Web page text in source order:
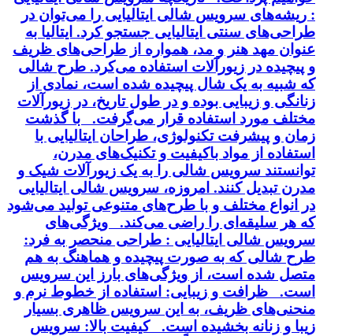
: ریشه‌های سرویس شالی ایتالیایی را می‌توان در
طراحی‌های سنتی ایتالیایی جستجو کرد. ایتالیا به
عنوان مهد هنر و مد، همواره از طراحی‌های ظریف
و پیچیده در زیورآلات استفاده می‌کرد. طرح شالی
که شبیه به یک شال پیچیده شده است، نمادی از
زنانگی و زیبایی بوده و در طول تاریخ، در زیورآلات
مختلف مورد استفاده قرار می‌گرفت. با گذشت
زمان و پیشرفت تکنولوژی، طراحان ایتالیایی با
استفاده از مواد باکیفیت و تکنیک‌های مدرن،
توانستند سرویس شالی را به یک زیورآلات شیک و
مدرن تبدیل کنند. امروزه، سرویس شالی ایتالیایی
در انواع مختلف و با طرح‌های متنوعی تولید می‌شود
که هر سلیقه‌ای را راضی می‌کند. ویژگی‌های
سرویس شالی ایتالیایی : طراحی منحصر به فرد:
طرح شالی که به صورت پیچیده و هماهنگ به هم
متصل شده است، از ویژگی‌های بارز این سرویس
است. ظرافت و زیبایی: استفاده از خطوط نرم و
منحنی‌های ظریف، به این سرویس ظاهری بسیار
زیبا و زنانه بخشیده است. کیفیت بالا: سرویس